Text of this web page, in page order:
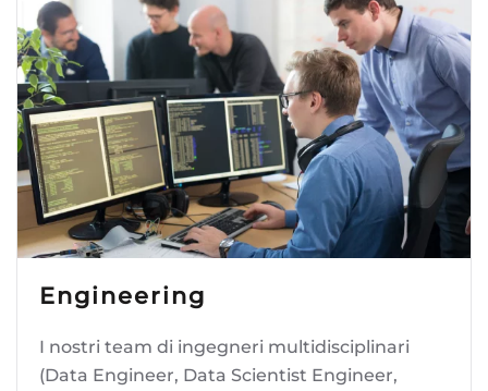
Engineering
I nostri team di ingegneri multidisciplinari
(Data Engineer, Data Scientist Engineer,